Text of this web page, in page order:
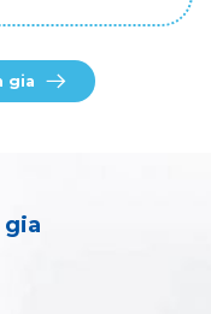
gia
gia